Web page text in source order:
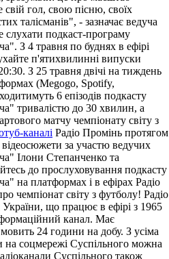
гол, свою пісню, своїх
талісманів", - зазначає ведуча
слухати подкаст-програму
З 4 травня по буднях в ефірі
п'ятихвилинні випуски
З 25 травня двічі на тиждень
(Megogo, Spotify,
6 епізодів подкасту
тривалістю до 30 хвилин, а
матчу чемпіонату світу з
каналі Радіо Промінь протягом
за участю ведучих
Ілони Степанченко та
до прослуховування подкасту
на платформах і в ефірах Радіо
чемпіонат світу з футболу! Радіо
що працює в ефірі з 1965
канал. Має
24 години на добу. З усіма
на соцмережі Суспільного можна
Суспільного також